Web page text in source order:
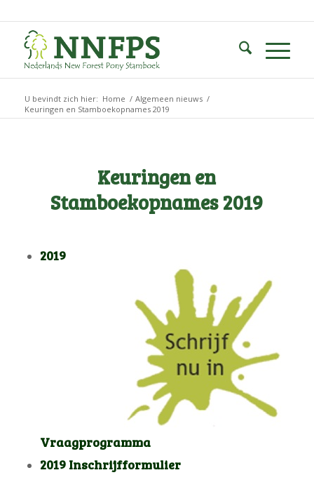
U bevindt zich hier: Home / Algemeen nieuws /
Keuringen en Stamboekopnames 2019
Keuringen en
Stamboekopnames 2019
2019
Vraagprogramma
2019 Inschrijfformulier